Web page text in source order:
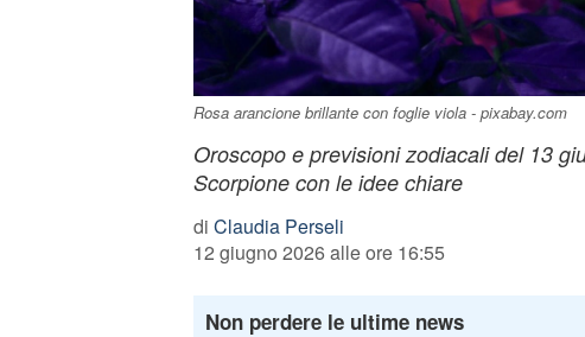
Rosa arancione brillante con foglie viola - pixabay.com
Oroscopo e previsioni zodiacali del 13
Scorpione con le idee chiare
di Claudia Perseli
12 giugno 2026 alle ore 16:55
Non perdere le ultime news